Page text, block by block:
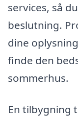
services, så
beslutning.
dine
finde den
sommerhus.
En tilbygning